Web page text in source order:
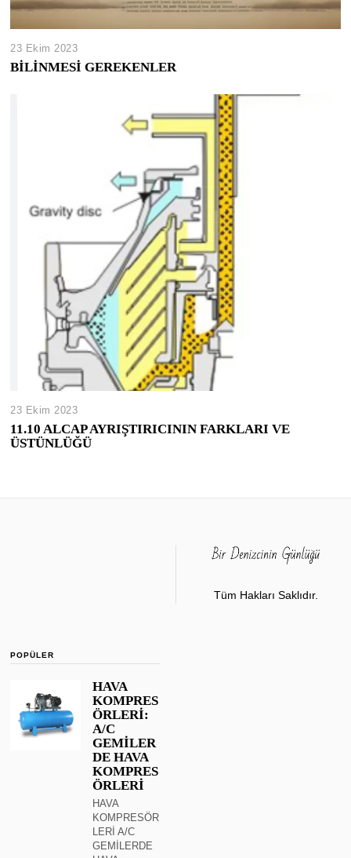
23 Ekim 2023
BİLİNMESİ GEREKENLER
23 Ekim 2023
11.10 ALCAP AYRIŞTIRICININ FARKLARI VE
ÜSTÜNLÜĞÜ
Tüm Hakları Saklıdır.
POPÜLER
HAVA
KOMPRES
ÖRLERİ:
A/C
GEMİLER
DE HAVA
KOMPRES
ÖRLERİ
HAVA
KOMPRESÖR
LERİ A/C
GEMİLERDE